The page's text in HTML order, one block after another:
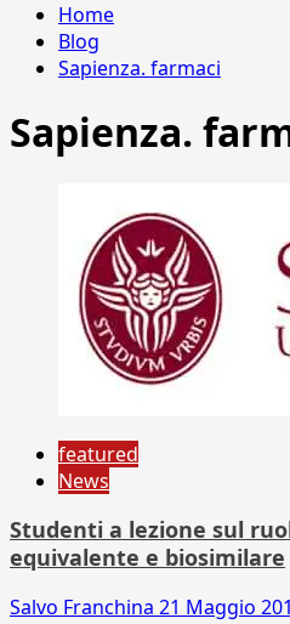
Home
Blog
Sapienza. farmaci
Sapienza.
featured
News
Studenti a lezione sul
equivalente e biosimilare
Salvo Franchina 21 Maggio